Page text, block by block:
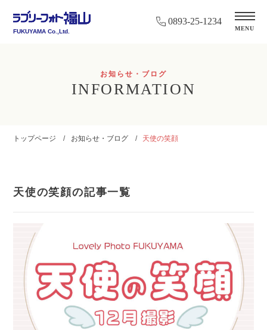
FUKUYAMA Co.,Ltd.
0893-25-1234
MENU
お知らせ・ブログ
INFORMATION
トップページ お知らせ・ブログ 天使の笑顔
天使の笑顔の記事一覧